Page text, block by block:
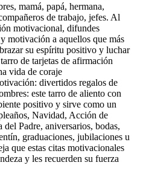
mamá, papá, hermana,
de trabajo, jefes. Al
motivacional, difundes
motivación a aquellos que más
su espíritu positivo y luchar
de tarjetas de afirmación
vida de coraje
divertidos regalos de
este tarro de aliento con
positivo y sirve como un
Navidad, Acción de
Padre, aniversarios, bodas,
graduaciones, jubilaciones u
que estas citas motivacionales
y les recuerden su fuerza